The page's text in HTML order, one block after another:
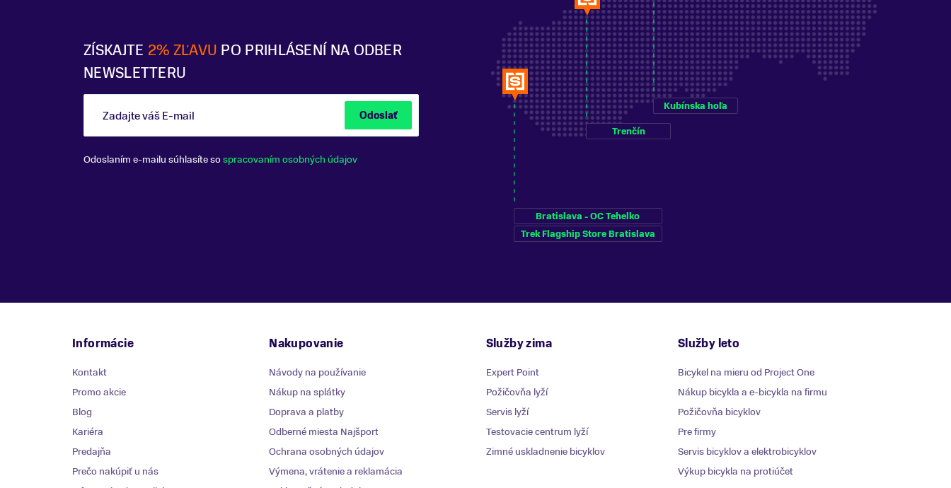
ZÍSKAJTE 2% ZĽAVU PO PRIHLÁSENÍ NA ODBER
NEWSLETTERU
Zadajte váš E-mail Odoslať
Odoslaním e-mailu súhlasíte sospracovaním osobných údajov
Bratislava - OC Tehelko
Trek Flagship Store Bratislava
Trenčín
Kubínska hoľa
Informácie
Kontakt
Promo akcie
Blog
Kariéra
Predajňa
Prečo nakúpiť u nás
Nakupovanie
Návody na používanie
Nákup na splátky
Doprava a platby
Odberné miesta Najšport
Ochrana osobných údajov
Výmena, vrátenie a reklamácia
Služby zima
Expert Point
Požičovňa lyží
Servis lyží
Testovacie centrum lyží
Zimné uskladnenie bicyklov
Služby leto
Bicykel na mieru od Project One
Nákup bicykla a e-bicykla na firmu
Požičovňa bicyklov
Pre firmy
Servis bicyklov a elektrobicyklov
Výkup bicykla na protiúčet